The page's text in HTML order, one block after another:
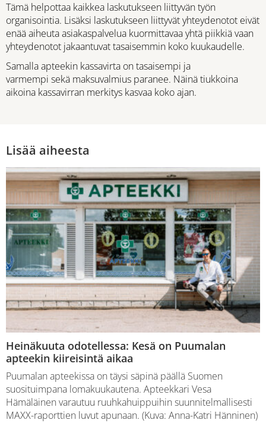
Tämä helpottaa kaikkea laskutukseen liittyvän työn
organisointia. Lisäksi laskutukseen liittyvät yhteydenotot eivät
enää aiheuta asiakaspalvelua kuormittavaa yhtä piikkiä vaan
yhteydenotot jakaantuvat tasaisemmin koko kuukaudelle.
Samalla apteekin kassavirta on tasaisempi ja
varmempi sekä maksuvalmius paranee. Näinä tiukkoina
aikoina kassavirran merkitys kasvaa koko ajan.
Lisää aiheesta
Heinäkuuta odotellessa: Kesä on Puumalan
apteekin kiireisintä aikaa
Puumalan apteekissa on täysi säpinä päällä Suomen
suosituimpana lomakuukautena. Apteekkari Vesa
Hämäläinen varautuu ruuhkahuippuihin suunnitelmallisesti
MAXX-raporttien luvut apunaan. (Kuva: Anna-Katri Hänninen)